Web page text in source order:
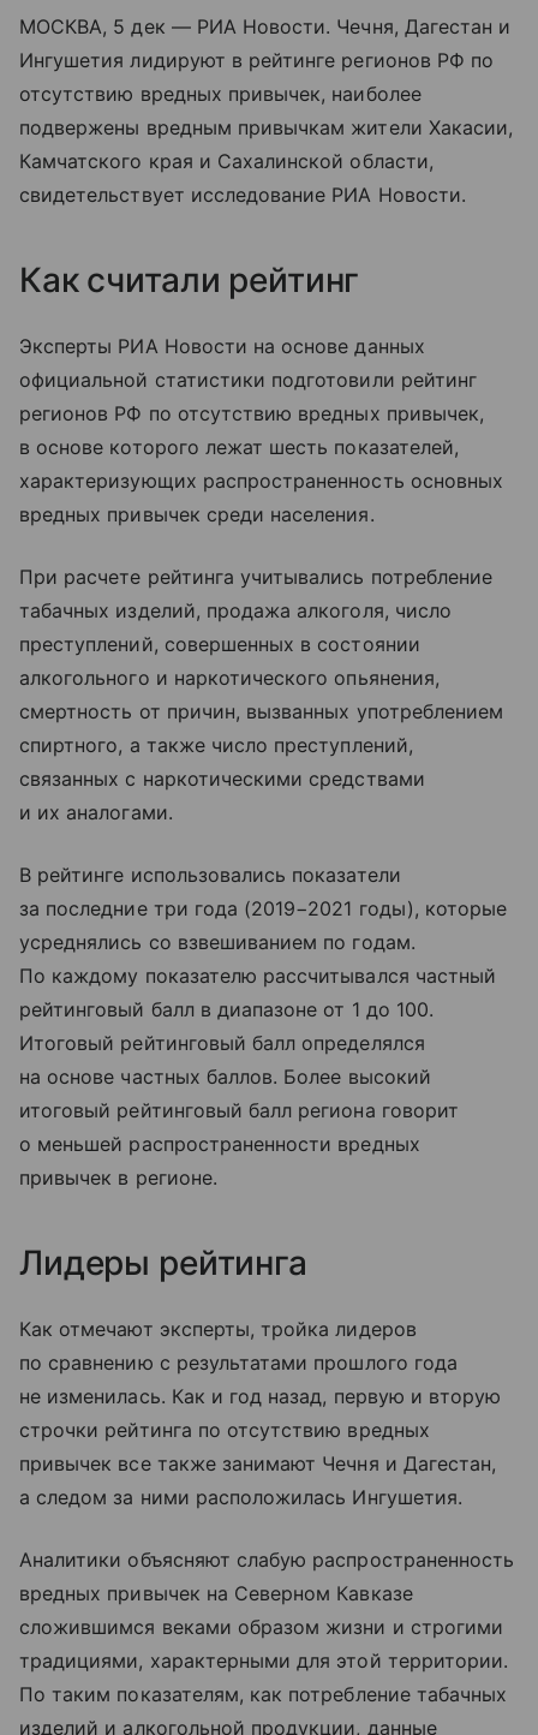
МОСКВА, 5 дек — РИА Новости. Чечня, Дагестан и
Ингушетия лидируют в рейтинге регионов РФ по
отсутствию вредных привычек, наиболее
подвержены вредным привычкам жители Хакасии,
Камчатского края и Сахалинской области,
свидетельствует исследование РИА Новости.
Как считали рейтинг
Эксперты РИА Новости на основе данных
официальной статистики подготовили рейтинг
регионов РФ по отсутствию вредных привычек,
в основе которого лежат шесть показателей,
характеризующих распространенность основных
вредных привычек среди населения.
При расчете рейтинга учитывались потребление
табачных изделий, продажа алкоголя, число
преступлений, совершенных в состоянии
алкогольного и наркотического опьянения,
смертность от причин, вызванных употреблением
спиртного, а также число преступлений,
связанных с наркотическими средствами
и их аналогами.
В рейтинге использовались показатели
за последние три года (2019−2021 годы), которые
усреднялись со взвешиванием по годам.
По каждому показателю рассчитывался частный
рейтинговый балл в диапазоне от 1 до 100.
Итоговый рейтинговый балл определялся
на основе частных баллов. Более высокий
итоговый рейтинговый балл региона говорит
о меньшей распространенности вредных
привычек в регионе.
Лидеры рейтинга
Как отмечают эксперты, тройка лидеров
по сравнению с результатами прошлого года
не изменилась. Как и год назад, первую и вторую
строчки рейтинга по отсутствию вредных
привычек все также занимают Чечня и Дагестан,
а следом за ними расположилась Ингушетия.
Аналитики объясняют слабую распространенность
вредных привычек на Северном Кавказе
сложившимся веками образом жизни и строгими
традициями, характерными для этой территории.
По таким показателям, как потребление табачных
изделий и алкогольной продукции, данные